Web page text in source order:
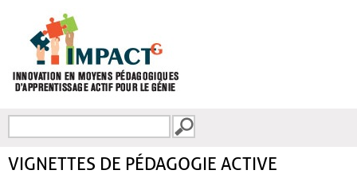
FORMULAIRE DE
VIGNETTES DE PÉDAGOGIE ACTIVE